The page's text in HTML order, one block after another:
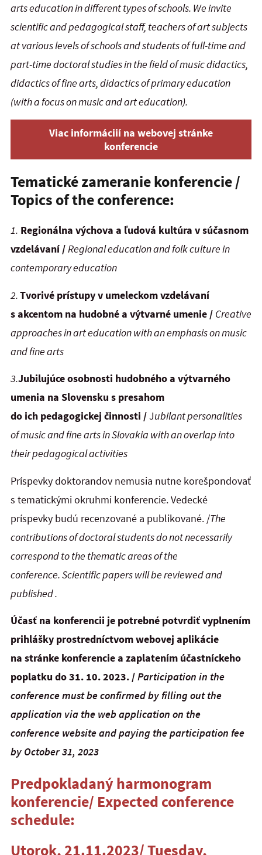
arts education in different types of schools. We invite
scientific and pedagogical staff, teachers of art subjects
at various levels of schools and students of full-time and
part-time doctoral studies in the field of music didactics,
didactics of fine arts, didactics of primary education
(with a focus on music and art education).
Viac informáciií na webovej stránke
konferencie
Tematické zameranie konferencie /
Topics of the conference:
1. Regionálna výchova a ľudová kultúra v súčasnom
vzdelávaní /Regional education and folk culture in
contemporary education
2.Tvorivé prístupy v umeleckom vzdelávaní
s akcentom na hudobné a výtvarné umenie / Creative
approaches in art education with an emphasis on music
and fine arts
3.Jubilujúce osobnosti hudobného a výtvarného
umenia na Slovensku s presahom
do ich pedagogickej činnosti /Jubilant personalities
of music and fine arts in Slovakia with an overlap into
their pedagogical activities
Príspevkydoktorandov nemusia nutne korešpondovať
s tematickými okruhmi konferencie.Vedecké
príspevky budú recenzované a publikované. /The
contributions of doctoral students do not necessarily
correspond to the thematic areas of the
conference.Scientific papers will be reviewed and
published .
Účasť na konferencii je potrebné potvrdiť vyplnením
prihlášky prostredníctvom webovej aplikácie
na stránke konferencie a zaplatením účastníckeho
poplatku do 31. 10. 2023. /Participation in the
conference must be confirmed by filling out the
application via the web application on the
conference website and paying the participation fee
by October 31, 2023
Predpokladaný harmonogram
konferencie/ Expected conference
schedule:
Utorok, 21.11.2023/ Tuesday,